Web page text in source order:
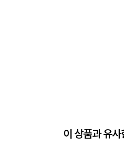
이 상품과 유사